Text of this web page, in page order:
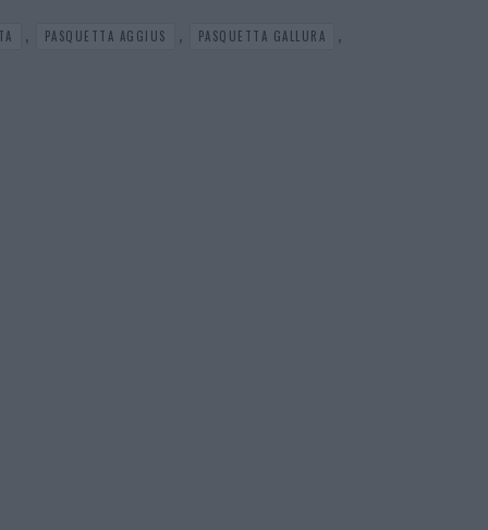
, PASQUETTA AGGIUS , PASQUETTA GALLURA ,